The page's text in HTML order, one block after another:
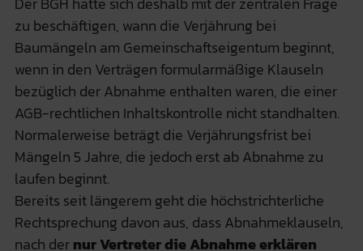
zu beschäftigen, wann die Verjährung bei
Baumängeln am Gemeinschaftseigentum beginnt,
wenn in den Verträgen formularmäßige Klauseln
bezüglich der Abnahme enthalten waren, die einer
AGB-rechtlichen Inhaltskontrolle nicht standhalten.
Normalerweise beträgt die Verjährungsfrist bei
Mängeln 5 Jahre, die jedoch erst ab Abnahme zu
laufen beginnt.
Bereits seit längerem geht die höchstrichterliche
Rechtsprechung davon aus, dass Abnahmeklauseln,
nach dernur Vertreter die Abnahme erklären